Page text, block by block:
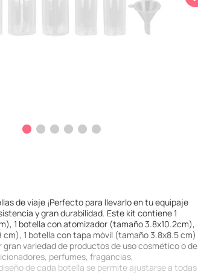
de viaje ¡Perfecto para llevarlo en tu equipaje
y gran durabilidad. Este kit contiene 1
1 botella con atomizador (tamaño 3.8x10.2cm),
1 botella con tapa móvil (tamaño 3.8x8.5 cm)
gran variedad de productos de uso cosmético o de
perfumes, fragancias,
de cada botella se permite ajustarse a todas